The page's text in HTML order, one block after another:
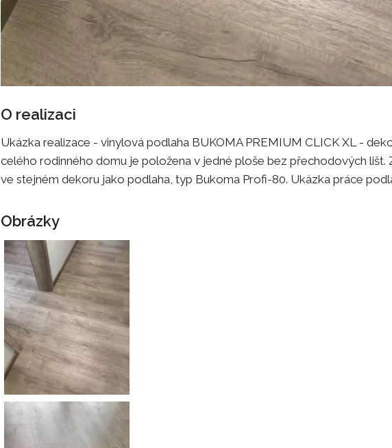
O realizaci
Ukázka realizace - vinylová podlaha BUKOMA PREMIUM CLICK XL -
celého rodinného domu je položena v jedné ploše bez přechodových lišt.
ve stejném dekoru jako podlaha, typ Bukoma Profi-80. Ukázka práce
Obrázky